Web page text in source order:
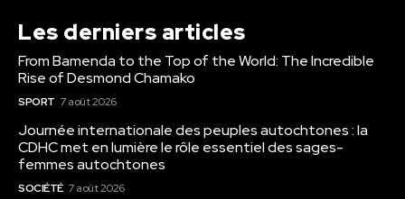
Les derniers articles
From Bamenda to the Top of the World: The Incredible
Rise of Desmond Chamako
SPORT 7 août 2026
Journée internationale des peuples autochtones : la
CDHC met en lumière le rôle essentiel des sages-
femmes autochtones
SOCIÉTÉ 7 août 2026